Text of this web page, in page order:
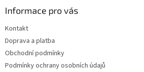
Informace pro vás
Kontakt
Doprava a platba
Obchodní podmínky
Podmínky ochrany osobních údajů